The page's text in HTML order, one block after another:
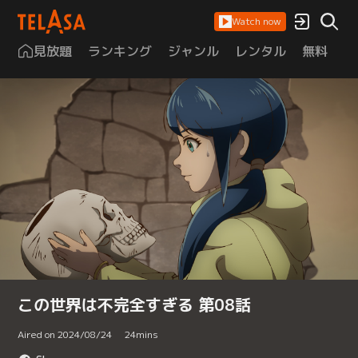
Watch now
見放題 ランキング ジャンル レンタル 無料
この世界は不完全すぎる 第08話
Aired on 2024/08/24 24mins